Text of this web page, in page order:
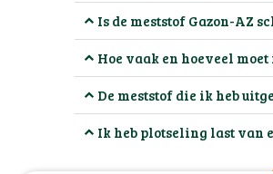
Is de meststof Gazon-AZ
Hoe vaak en hoeveel moet
De meststof die ik heb
Ik heb plotseling last van